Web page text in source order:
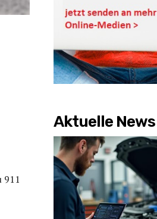
911
Aktuelle News